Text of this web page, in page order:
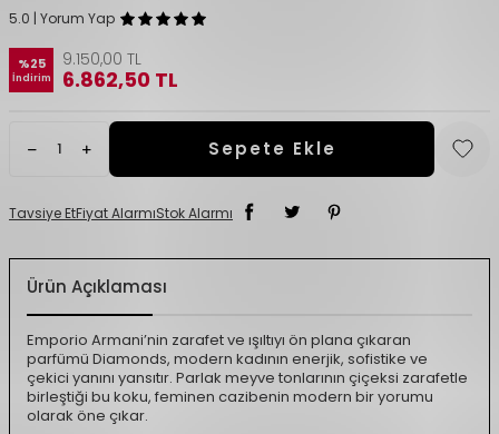
5.0 | Yorum Yap
%25
İndirim
9.150,00 TL
6.862,50 TL
Sepete Ekle
Tavsiye EtFiyat AlarmıStok Alarmı
Ürün Açıklaması
Emporio Armani’nin zarafet ve ışıltıyı ön plana çıkaran
parfümü Diamonds, modern kadının enerjik, sofistike ve
çekici yanını yansıtır. Parlak meyve tonlarının çiçeksi zarafetle
birleştiği bu koku, feminen cazibenin modern bir yorumu
olarak öne çıkar.